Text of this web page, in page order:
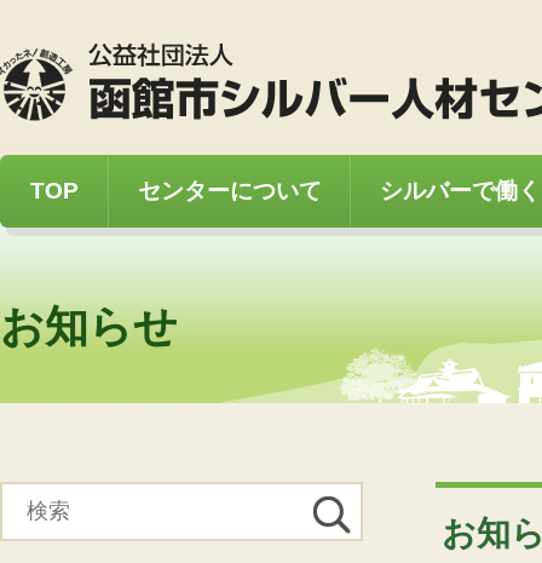
TOP センターについて シルバーで働く
お知らせ
お知